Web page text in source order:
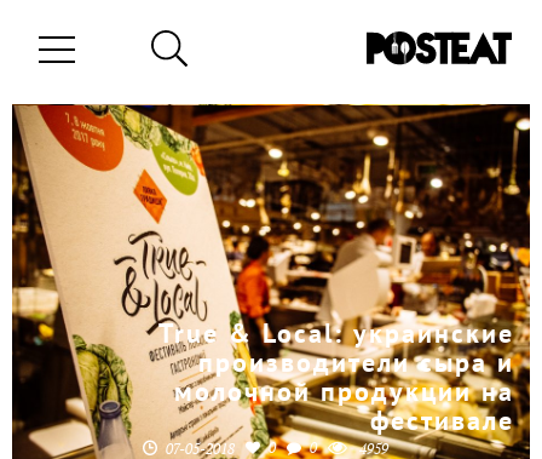
True & Local: украинские
производители сыра и
молочной продукции на
фестивале
07-05-2018 0 0 4959